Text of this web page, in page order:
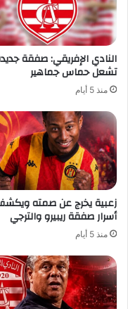
النادي الإفريقي: صفقة
تشعل حماس جماهير
منذ 5 أيام
زعبية يخرج عن صمته
أسرار صفقة ريبيرو والترجي
منذ 5 أيام